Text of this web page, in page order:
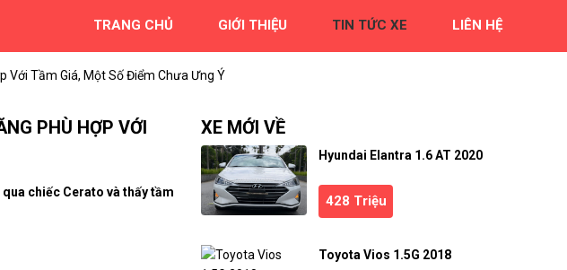
TRANG CHỦ GIỚI THIỆU TIN TỨC XE LIÊN HỆ
Với Tầm Giá, Một Số Điểm Chưa Ưng Ý
PHÙ HỢP VỚI
chiếc Cerato và thấy tầm
XE MỚI VỀ
Hyundai Elantra 1.6 AT 2020
428 Triệu
Toyota Vios 1.5G 2018